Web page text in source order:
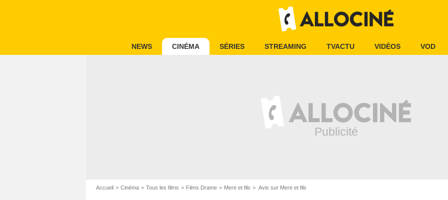
NEWS CINÉMA SÉRIES STREAMING TVACTU VIDÉOS VOD
Accueil Cinéma Tous les films Films Drame Mere et fils Avis sur Mere et fils